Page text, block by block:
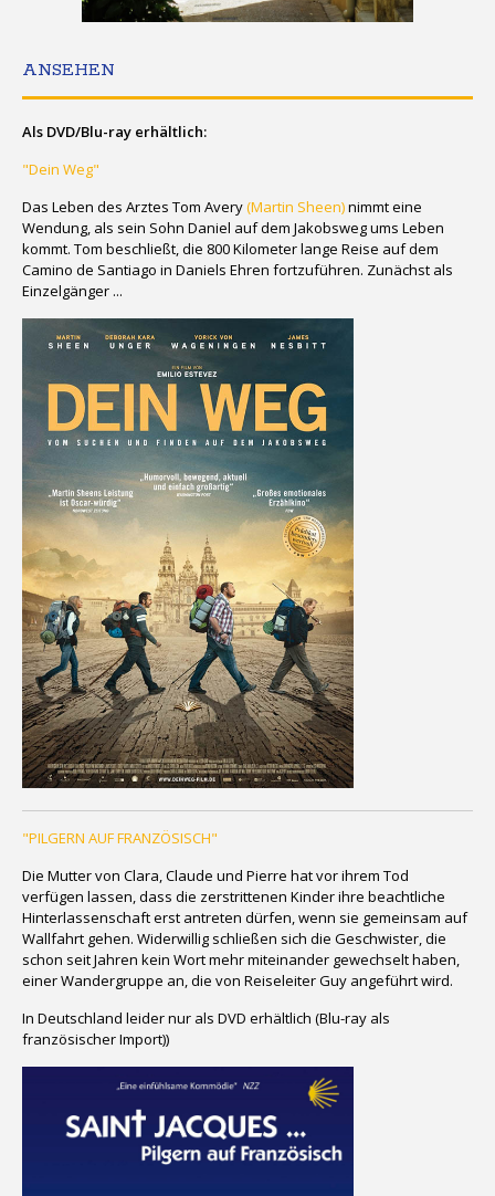
ANSEHEN
Als DVD/Blu-ray erhältlich:
"Dein Weg"
Das Leben des Arztes Tom Avery(Martin Sheen)nimmt eine
Wendung, als sein Sohn Daniel auf dem Jakobsweg ums Leben
kommt. Tom beschließt, die 800 Kilometer lange Reise auf dem
Camino de Santiago in Daniels Ehren fortzuführen. Zunächst als
Einzelgänger ...
"PILGERN AUF FRANZÖSISCH"
Die Mutter von Clara, Claude und Pierre hat vor ihrem Tod
verfügen lassen, dass die zerstrittenen Kinder ihre beachtliche
Hinterlassenschaft erst antreten dürfen, wenn sie gemeinsam auf
Wallfahrt gehen. Widerwillig schließen sich die Geschwister, die
schon seit Jahren kein Wort mehr miteinander gewechselt haben,
einer Wandergruppe an, die von Reiseleiter Guy angeführt wird.
In Deutschland leider nur als DVD erhältlich (Blu-ray als
französischer Import))